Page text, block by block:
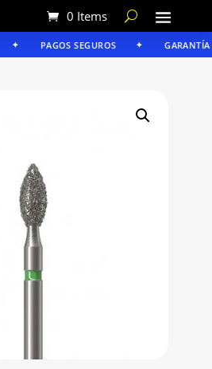
0 Items
PAGOS SEGUROS GARANTÍA